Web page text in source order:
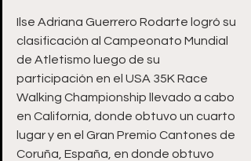
Ilse Adriana Guerrero Rodarte logró su
clasificación al Campeonato Mundial
de Atletismo luego de su
participación en el USA 35K Race
Walking Championship llevado a cabo
en California, donde obtuvo un cuarto
lugar y en el Gran Premio Cantones de
Coruña, España, en donde obtuvo